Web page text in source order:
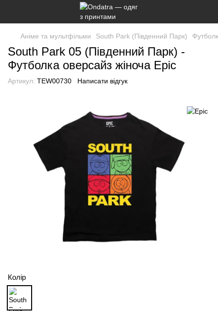
Аніме та мультфільми South Park (Південний Парк)
South Park 05 (Південний Парк) -
Футболка оверсайз жіноча Epic
Артикул: TEW00730 Написати відгук
Колір